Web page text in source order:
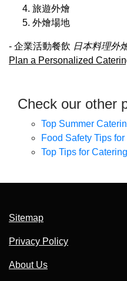
旅遊外燴
外燴場地
- 企業活動餐飲 日本料理外
Plan a Personalized
Check our other
Top Summer
Food Safety Tips
Top Tips for
Sitemap
Privacy Policy
About Us